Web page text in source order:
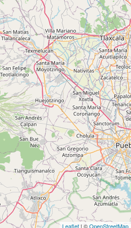
Leaflet | ©OpenStreetMap